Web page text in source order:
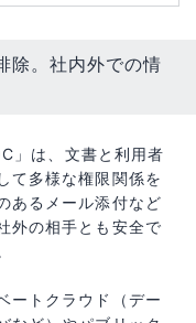
除。社内外での情
」は、文書と利用者
て多様な権限関係を
あるメール添付など
外の相手とも安全で
ートクラウド（デー